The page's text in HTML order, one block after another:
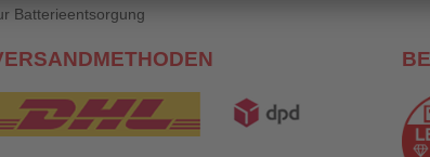
Batterieentsorgung